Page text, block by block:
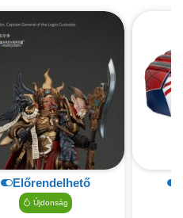
Előrendelhető
Újdonság